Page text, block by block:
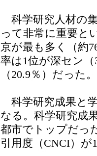
科学研究人材の
って非常に重要と
京が最も多く（約
率は1位が深セン（
（20.9％）だった。
科学研究成果と
なる。科学研究成
都市でトップだっ
引用度（CNCI）